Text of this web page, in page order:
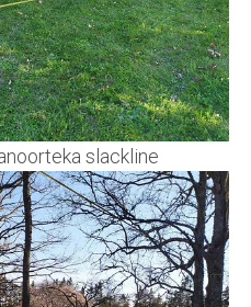
slackline